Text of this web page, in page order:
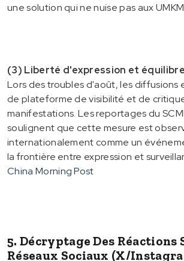
une solution qui ne nuise pas aux
(3) Liberté d'expression et
Lors des troubles d'août, les diffusions
de plateforme de visibilité et de
manifestations. Les reportages du
soulignent que cette mesure est
internationalement comme un
la frontière entre expression et
China Morning Post
5. Décryptage Des Réactions
Réseaux Sociaux (X/